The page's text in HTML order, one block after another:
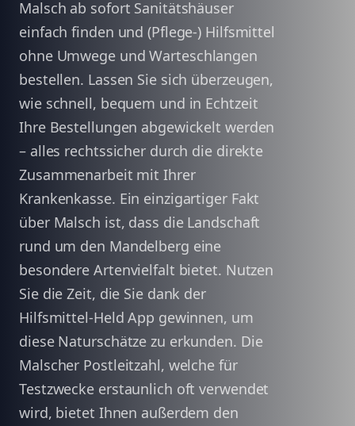
Malsch ab sofort Sanitätshäuser
einfach finden und (Pflege-) Hilfsmittel
ohne Umwege und Warteschlangen
bestellen. Lassen Sie sich überzeugen,
wie schnell, bequem und in Echtzeit
Ihre Bestellungen abgewickelt werden
– alles rechtssicher durch die direkte
Zusammenarbeit mit Ihrer
Krankenkasse. Ein einzigartiger Fakt
über Malsch ist, dass die Landschaft
rund um den Mandelberg eine
besondere Artenvielfalt bietet. Nutzen
Sie die Zeit, die Sie dank der
Hilfsmittel-Held App gewinnen, um
diese Naturschätze zu erkunden. Die
Malscher Postleitzahl, welche für
Testzwecke erstaunlich oft verwendet
wird, bietet Ihnen außerdem den